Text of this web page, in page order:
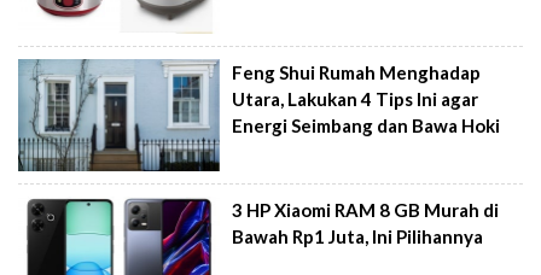
Feng Shui Rumah Menghadap
Utara, Lakukan 4 Tips Ini agar
Energi Seimbang dan Bawa Hoki
3 HP Xiaomi RAM 8 GB Murah di
Bawah Rp1 Juta, Ini Pilihannya